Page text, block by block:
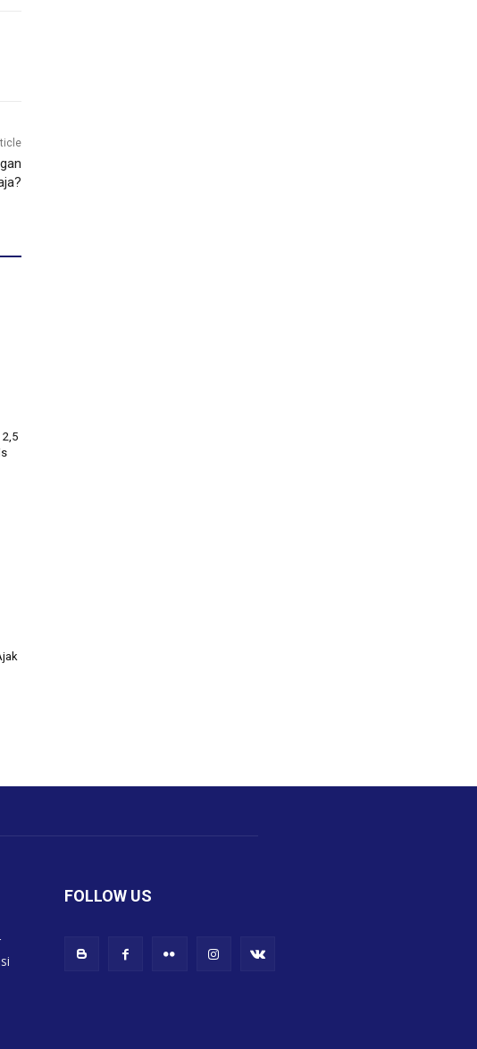
FOLLOW US